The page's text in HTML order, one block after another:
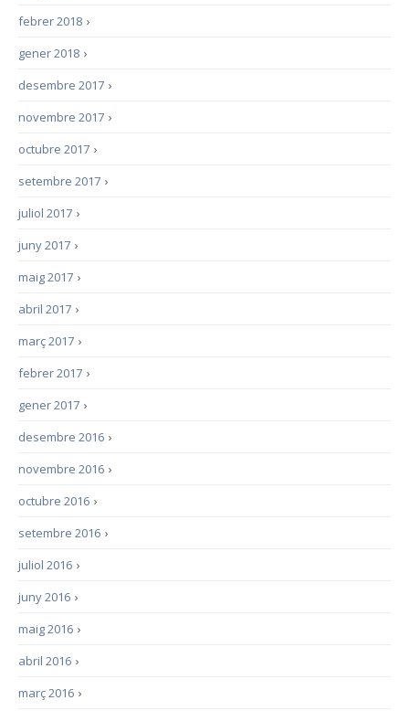
›
febrer 2018
›
gener 2018
›
desembre 2017
›
novembre 2017
›
octubre 2017
›
setembre 2017
›
juliol 2017
›
juny 2017
›
maig 2017
›
abril 2017
›
març 2017
›
febrer 2017
›
gener 2017
›
desembre 2016
›
novembre 2016
›
octubre 2016
›
setembre 2016
›
juliol 2016
›
juny 2016
›
maig 2016
›
abril 2016
›
març 2016